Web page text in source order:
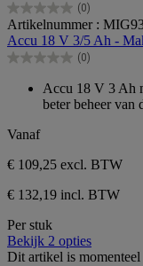
(0)
0.0
van
de
5
Artikelnummer :
Accu 18 V 3/5 Ah -
(0)
0.0
sterren.
Accu 18 V 3 Ah
beter beheer van
Vanaf
€ 109,25 excl. BTW
€ 132,19 incl. BTW
Per stuk
Bekijk 2 opties
Dit artikel is